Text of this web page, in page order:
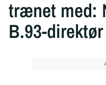
trænet med:
B.93-direktør